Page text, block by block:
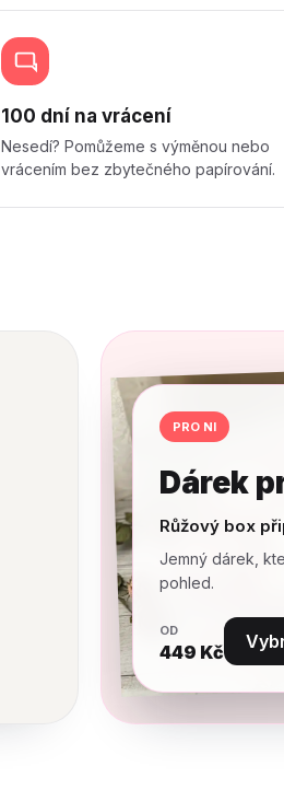
100 dní na vrácení
Nesedí? Pomůžeme s výměnou nebo
vrácením bez zbytečného papírování.
PRO NI
Dárek
Růžový box
Jemný dárek,
pohled.
OD
449 Kč